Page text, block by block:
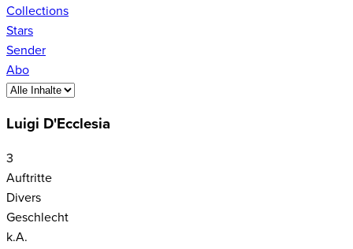
Collections
Stars
Sender
Abo
Luigi D'Ecclesia
3
Auftritte
Divers
Geschlecht
k.A.